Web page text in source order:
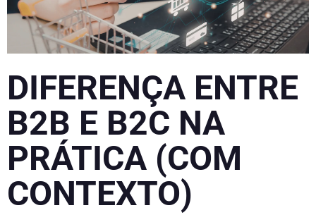
DIFERENÇA ENTRE
B2B E B2C NA
PRÁTICA (COM
CONTEXTO)